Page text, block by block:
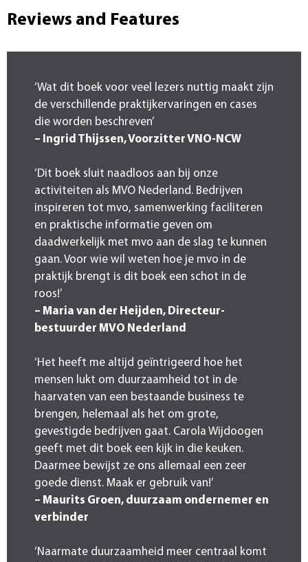
Reviews and Features
‘Wat dit boek voor veel lezers nuttig maakt zijn
de verschillende praktijkervaringen en cases
die worden beschreven’
– Ingrid Thijssen, Voorzitter VNO-NCW
‘Dit boek sluit naadloos aan bij onze
activiteiten als MVO Nederland. Bedrijven
inspireren tot mvo, samenwerking faciliteren
en praktische informatie geven om
daadwerkelijk met mvo aan de slag te kunnen
gaan. Voor wie wil weten hoe je mvo in de
praktijk brengt is dit boek een schot in de
roos!’
– Maria van der Heijden, Directeur-
bestuurder MVO Nederland
‘Het heeft me altijd geïntrigeerd hoe het
mensen lukt om duurzaamheid tot in de
haarvaten van een bestaande business te
brengen, helemaal als het om grote,
gevestigde bedrijven gaat. Carola Wijdoogen
geeft met dit boek een kijk in die keuken.
Daarmee bewijst ze ons allemaal een zeer
goede dienst. Maak er gebruik van!’
– Maurits Groen, duurzaam ondernemer en
verbinder
‘Naarmate duurzaamheid meer centraal komt